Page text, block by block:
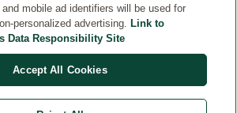
mobile ad identifiers will be used for
personalized advertising. Link to
Data Responsibility Site
Accept All Cookies